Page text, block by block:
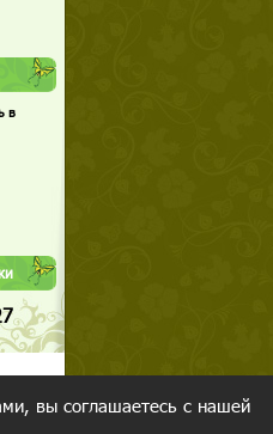
в
вы соглашаетесь с нашей